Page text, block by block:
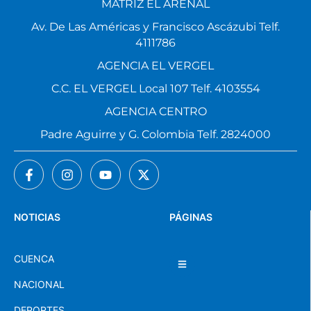
PÁGINAS
NOTICIAS
CUENCA
NACIONAL
MATRIZ EL ARENAL
Av. De Las Américas y Francisco Ascázubi Telf.
4111786
AGENCIA EL VERGEL
C.C. EL VERGEL Local 107 Telf. 4103554
AGENCIA CENTRO
Padre Aguirre y G. Colombia Telf. 2824000